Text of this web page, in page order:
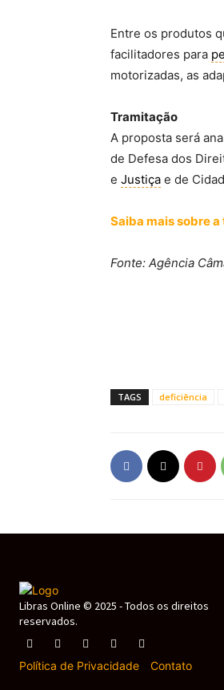
Entre os produtos
facilitadores para
motorizadas, as
Tramitação
A proposta será
de Defesa dos
e Justiça e de
Saiba mais sobre
Fonte: Agência
TAGS deficiência
Libras Online © 2025 - Todos os direitos
reservados.
Política de Privacidade Contato